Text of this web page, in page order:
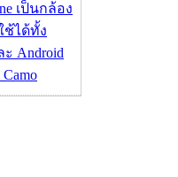
เป็นกล้อง
ช้ได้ทั้ง
ะ Android